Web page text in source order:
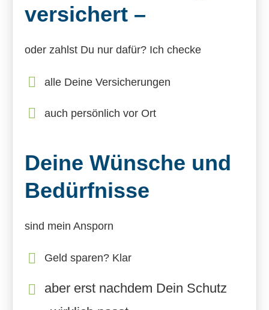
versichert –
oder zahlst Du nur dafür? Ich checke
alle Deine Versicherungen
auch persönlich vor Ort
Deine Wünsche und
Bedürfnisse
sind mein Ansporn
Geld sparen? Klar
aber erst nachdem Dein Schutz